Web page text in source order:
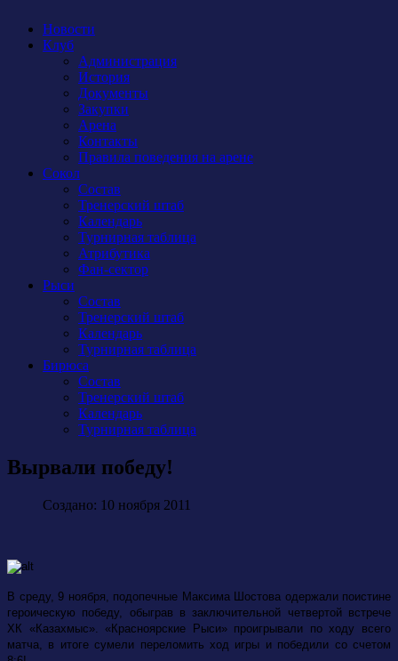
Новости
Клуб
Администрация
История
Документы
Закупки
Арена
Контакты
Правила поведения на арене
Сокол
Состав
Тренерский штаб
Календарь
Турнирная таблица
Атрибутика
Фан-сектор
Рыси
Состав
Тренерский штаб
Календарь
Турнирная таблица
Бирюса
Состав
Тренерский штаб
Календарь
Турнирная таблица
Вырвали победу!
Создано: 10 ноября 2011
В среду, 9 ноября, подопечные Максима Шостова одержали поистине
героическую победу, обыграв в заключительной четвертой встрече
ХК «Казахмыс». «Красноярские Рыси» проигрывали по ходу всего
матча, в итоге сумели переломить ход игры и победили со счетом